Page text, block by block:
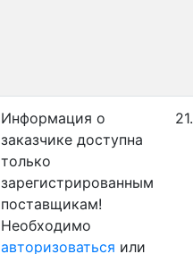
Информация о
заказчике доступна
только
зарегистрированным
поставщикам!
Необходимо
авторизоваться или